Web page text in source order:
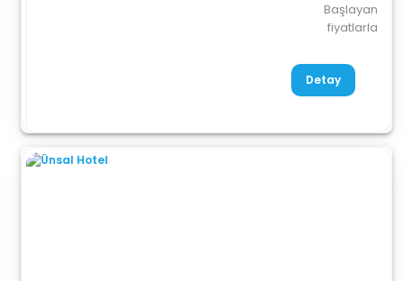
Başlayan
fiyatlarla
Detay